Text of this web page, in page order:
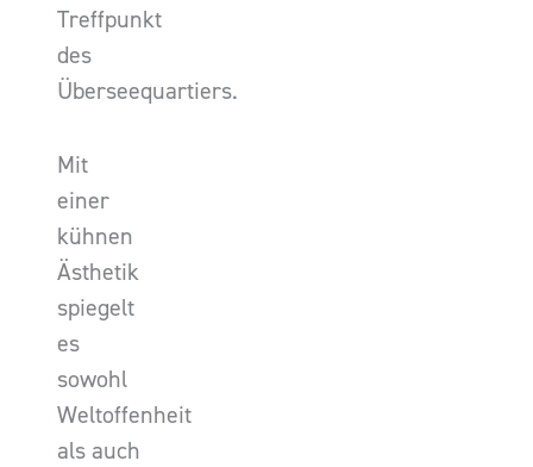
Treffpunkt
des
Überseequartiers.
Mit
einer
kühnen
Ästhetik
spiegelt
es
sowohl
Weltoffenheit
als auch